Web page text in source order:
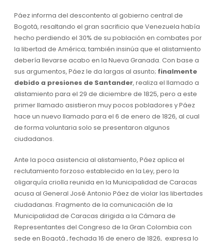
Páez informa del descontento al gobierno central de
Bogotá, resaltando el gran sacrificio que Venezuela había
hecho perdiendo el 30% de su población en combates por
la libertad de América; también insinúa que el alistamiento
debería llevarse acabo en la Nueva Granada. Con base a
sus argumentos, Páez le da largas al asunto; finalmente
debido a presiones de Santander, realiza el llamado a
alistamiento para el 29 de diciembre de 1825, pero a este
primer llamado asistieron muy pocos pobladores y Páez
hace un nuevo llamado para el 6 de enero de 1826, al cual
de forma voluntaria solo se presentaron algunos
ciudadanos.
Ante la poca asistencia al alistamiento, Páez aplica el
reclutamiento forzoso establecido en la Ley, pero la
oligarquía criolla reunida en la Municipalidad de Caracas
acusa al General José Antonio Páez de violar las libertades
ciudadanas. Fragmento de la comunicación de la
Municipalidad de Caracas dirigida a la Cámara de
Representantes del Congreso de la Gran Colombia con
sede en Bogotá , fechada 16 de enero de 1826, expresa lo